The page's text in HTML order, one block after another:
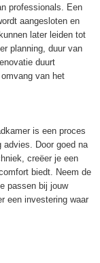
professionals. Een
aangesloten en
later leiden tot
planning, duur van
duurt
van het
is een proces
advies. Door goed na
creëer je een
biedt. Neem de
passen bij jouw
een investering waar